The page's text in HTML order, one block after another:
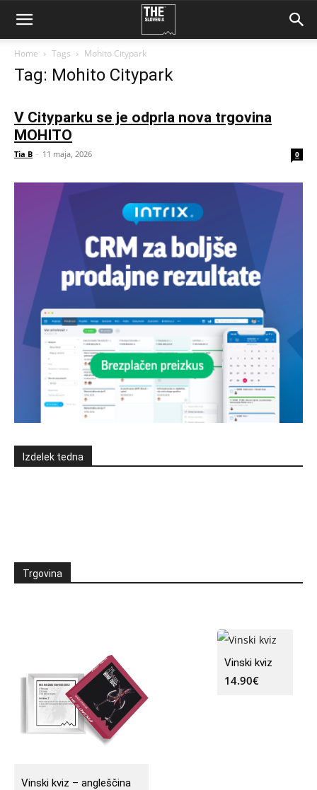
Home Tags Mohito Citypark
Tag: Mohito Citypark
V Cityparku se je odprla nova trgovina
MOHITO
Tia B - 11 maja, 2026 0
Izdelek tedna
Trgovina
Vinski kviz – angleščina
Vinski kviz
14.90€